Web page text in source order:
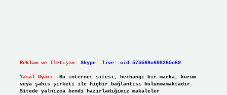
Reklam ve İletişim: Skype: live:.cid.575569c608265c69
Yasal Uyarı:
Bu internet sitesi, herhangi bir marka, kurum
veya şahıs şirketi ile hiçbir bağlantısı bulunmamaktadır.
Sitede yalnızca kendi hazırladığımız makaleler